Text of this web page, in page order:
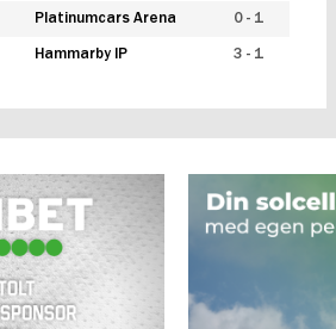
Platinumcars Arena 0 - 1
Hammarby IP 3 - 1